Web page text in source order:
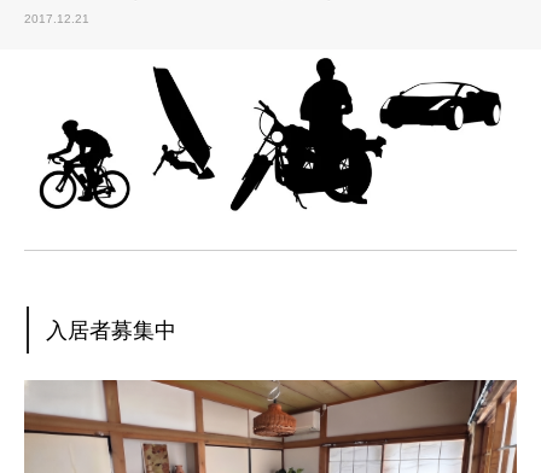
2017.12.21
入居者募集中